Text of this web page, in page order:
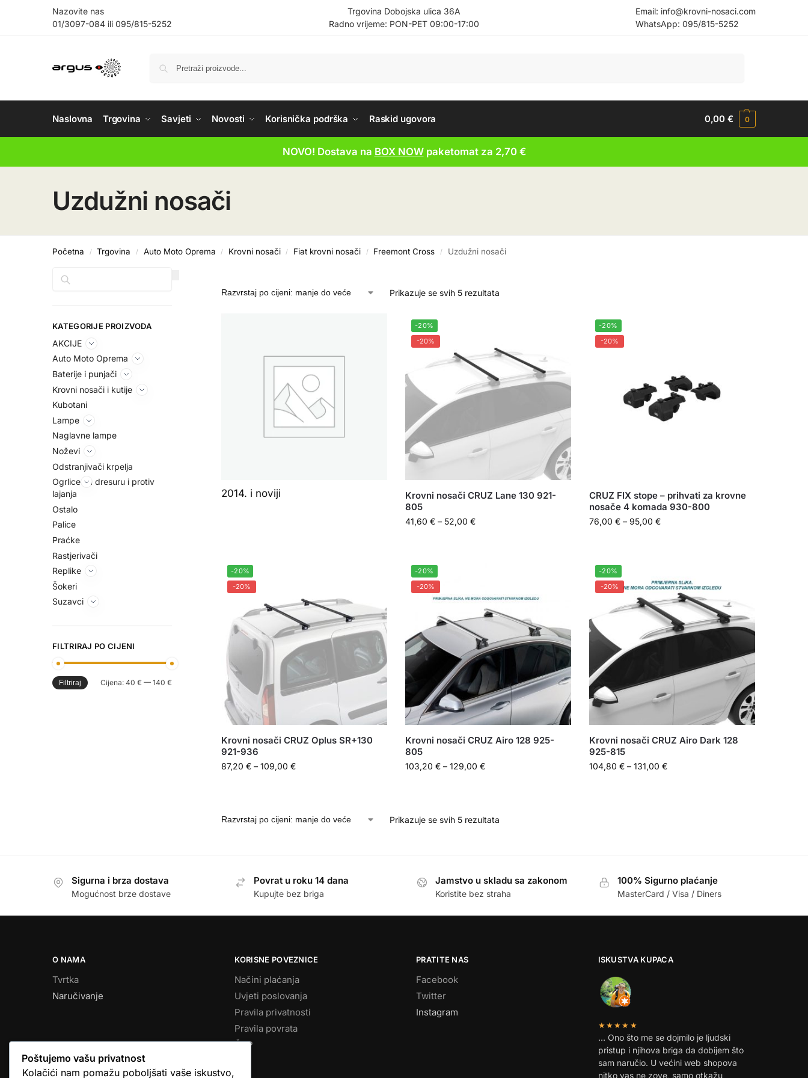
Nazovite nas
01/3097-084 ili 095/815-5252
Trgovina Dobojska ulica 36A
Radno vrijeme: PON-PET 09:00-17:00
Email: info@krovni-nosaci.com
WhatsApp: 095/815-5252
Naslovna Trgovina Savjeti Novosti Korisnička podrška Raskid ugovora 0,00€ 0
NOVO! Dostava na BOX NOWpaketomat za 2,70 €
Uzdužni nosači
Početna / Trgovina / Auto Moto Oprema / Krovni nosači / Fiat krovni nosači / Freemont Cross / Uzdužni nosači
Prikazuje se svih 5 rezultata
2014. i noviji
-20%
-20%
Krovni nosači CRUZ Lane 130 921-
805
41,60 € – 52,00 €
-20%
-20%
CRUZ FIX stope – prihvati za krovne
nosače 4 komada 930-800
76,00€ – 95,00€
-20%
-20%
Krovni nosači CRUZ Oplus SR+130
921-936
87,20 € – 109,00 €
-20%
-20%
Krovni nosači CRUZ Airo 128 925-
805
103,20 € – 129,00 €
-20%
-20%
Krovni nosači CRUZ Airo Dark 128
925-815
104,80€ – 131,00€
Prikazuje se svih 5 rezultata
KATEGORIJE PROIZVODA
AKCIJE
Auto Moto Oprema
Baterije i punjači
Krovni nosači i kutije
Kubotani
Lampe
Naglavne lampe
Noževi
Odstranjivači krpelja
Ogrlice za dresuru i protiv
lajanja
Ostalo
Palice
Praćke
Rastjerivači
Replike
Šokeri
Suzavci
FILTRIRAJ PO CIJENI
Filtriraj Cijena: 40 € — 140 €
Sigurna i brza dostava
Mogućnost brze dostave
Povrat u roku 14 dana
Kupujte bez briga
Jamstvo u skladu sa zakonom
Koristite bez straha
100% Sigurno plaćanje
MasterCard / Visa / Diners
O NAMA
Tvrtka
Naručivanje
KORISNE POVEZNICE
Načini plaćanja
Uvjeti poslovanja
Pravila privatnosti
Pravila povrata
ČPP
PRATITE NAS
Facebook
Twitter
Instagram
ISKUSTVA KUPACA
★★★★★
… Ono što me se dojmilo je ljudski
pristup i njihova briga da dobijem što
sam naručio. U većini web shopova
nitko vas ne zove, samo otkažu
Poštujemo vašu privatnost
Kolačići nam pomažu poboljšati vaše iskustvo,